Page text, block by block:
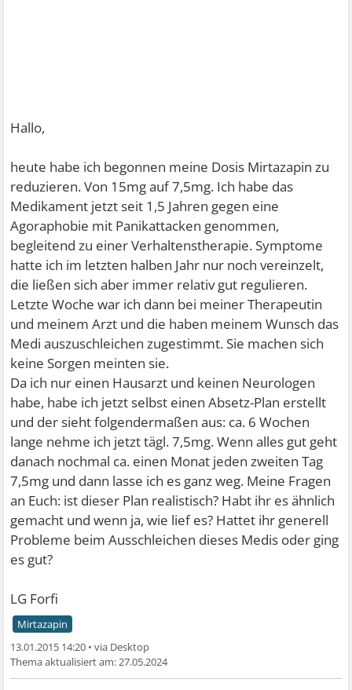
Hallo,
heute habe ich begonnen meine Dosis Mirtazapin zu
reduzieren. Von 15mg auf 7,5mg. Ich habe das
Medikament jetzt seit 1,5 Jahren gegen eine
Agoraphobie mit Panikattacken genommen,
begleitend zu einer Verhaltenstherapie. Symptome
hatte ich im letzten halben Jahr nur noch vereinzelt,
die ließen sich aber immer relativ gut regulieren.
Letzte Woche war ich dann bei meiner Therapeutin
und meinem Arzt und die haben meinem Wunsch das
Medi auszuschleichen zugestimmt. Sie machen sich
keine Sorgen meinten sie.
Da ich nur einen Hausarzt und keinen Neurologen
habe, habe ich jetzt selbst einen Absetz-Plan erstellt
und der sieht folgendermaßen aus: ca. 6 Wochen
lange nehme ich jetzt tägl. 7,5mg. Wenn alles gut geht
danach nochmal ca. einen Monat jeden zweiten Tag
7,5mg und dann lasse ich es ganz weg. Meine Fragen
an Euch: ist dieser Plan realistisch? Habt ihr es ähnlich
gemacht und wenn ja, wie lief es? Hattet ihr generell
Probleme beim Ausschleichen dieses Medis oder ging
es gut?
LG Forfi
Mirtazapin
13.01.2015 14:20 •
27.05.2024